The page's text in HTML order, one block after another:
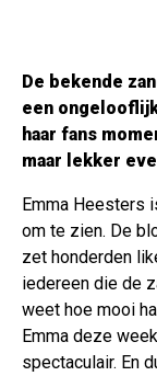
De bekende
een
haar fans
maar lekker
Emma Heesters
om te zien. De
zet honderden
iedereen die de
weet hoe mooi
Emma deze
spectaculair. En